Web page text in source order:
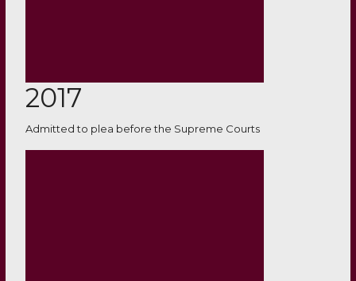
2017
Admitted to plea before the Supreme Courts